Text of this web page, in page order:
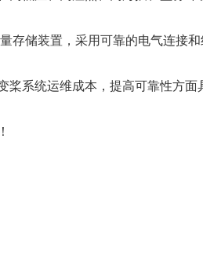
储装置，采用可靠的电气连接
系统运维成本，提高可靠性方